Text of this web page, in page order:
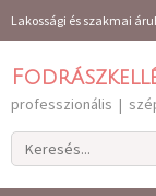
Lakossági és szakmai
professzionális |